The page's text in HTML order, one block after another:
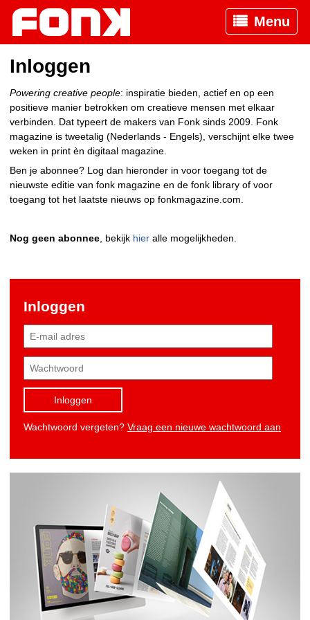
Menu
Inloggen
Powering creative people: inspiratie bieden, actief en op een
positieve manier betrokken om creatieve mensen met elkaar
verbinden. Dat typeert de makers van Fonk sinds 2009. Fonk
magazine is tweetalig (Nederlands - Engels), verschijnt elke twee
weken in print èn digitaal magazine.
Ben je abonnee? Log dan hieronder in voor toegang tot de
nieuwste editie van fonk magazine en de fonk library of voor
toegang tot het laatste nieuws op fonkmagazine.com.
Nog geen abonnee , bekijk hier alle mogelijkheden.
Inloggen
Inloggen
Wachtwoord vergeten? Vraag een nieuwe wachtwoord aan